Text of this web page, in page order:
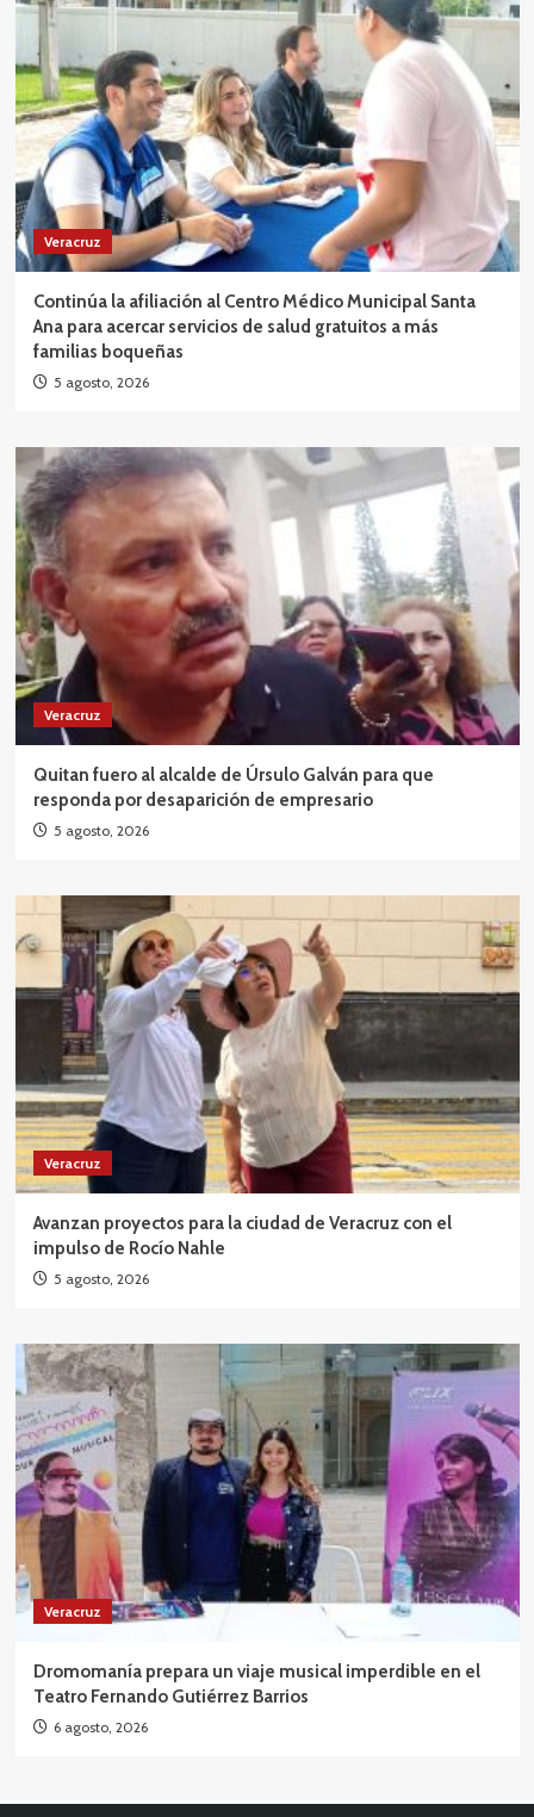
Veracruz
Continúa la afiliación al Centro Médico Municipal Santa
Ana para acercar servicios de salud gratuitos a más
familias boqueñas
5 agosto, 2026
Veracruz
Quitan fuero al alcalde de Úrsulo Galván para que
responda por desaparición de empresario
5 agosto, 2026
Veracruz
Avanzan proyectos para la ciudad de Veracruz con el
impulso de Rocío Nahle
5 agosto, 2026
Veracruz
Dromomanía prepara un viaje musical imperdible en el
Teatro Fernando Gutiérrez Barrios
6 agosto, 2026